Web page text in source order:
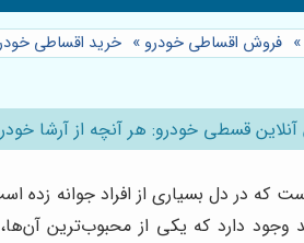
» فروش اقساطی خودرو » خرید اقساطی
قسطی خودرو: هر آنچه از آرشا
که در دل بسیاری از افراد جوانه
وجود دارد که یکی از محبوب‌ترین